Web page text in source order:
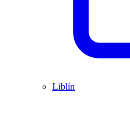
Liblín